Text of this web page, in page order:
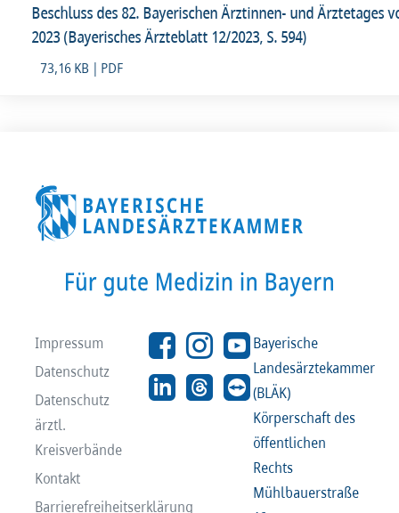
Beschluss des 82. Bayerischen Ärztinnen- und Ärztetages
2023 (Bayerisches Ärzteblatt 12/2023, S. 594)
73,16 KB | PDF
Impressum
Datenschutz
Datenschutz
ärztl.
Kreisverbände
Kontakt
Barrierefreiheitserklärung
Bayerische
Landesärztekammer
(BLÄK)
Körperschaft des
öffentlichen
Rechts
Mühlbauerstraße